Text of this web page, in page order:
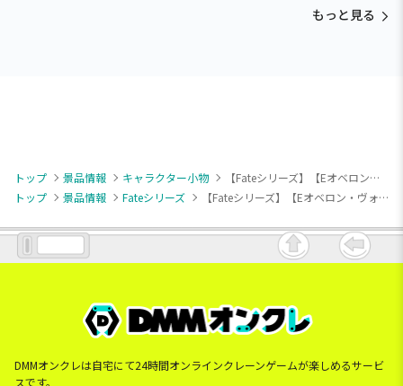
もっと見る
トップ 景品情報 キャラクター小物
【Fateシリーズ】【Eオベロン・ヴォーティガーン】Fate/Grand Order ちびぐるみvol.4
トップ
景品情報 Fateシリーズ 【Fateシリーズ】【Eオベロン・ヴォーティガーン】Fate/Grand Order ちびぐるみvol.4
DMMオンクレは自宅にて24時間オンラインクレーンゲームが楽しめるサービ
スです。